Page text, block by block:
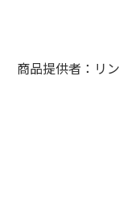
品提供者：リン